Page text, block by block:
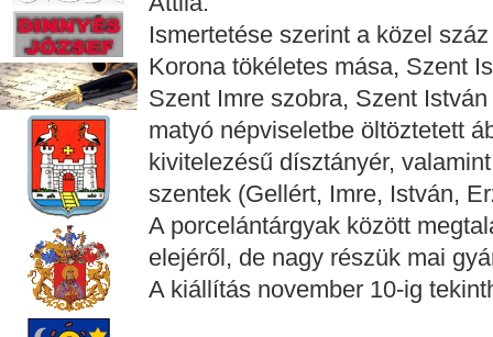
Ismertetése szerint a közel
Korona tökéletes mása, Szent
Szent Imre szobra, Szent
matyó népviseletbe öltöztetett
kivitelezésű dísztányér,
szentek (Gellért, Imre, István,
A porcelántárgyak között
elejéről, de nagy részük mai
A kiállítás november 10-ig